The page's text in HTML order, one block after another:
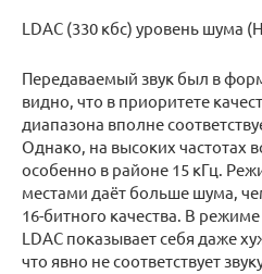
LDAC (330 кбс) уровень шума
Передаваемый звук был в
видно, что в приоритете
диапазона вполне
Однако, на высоких частотах
особенно в районе 15 кГц.
местами даёт больше шума,
16-битного качества. В
LDAC показывает себя даже
что явно не соответствует